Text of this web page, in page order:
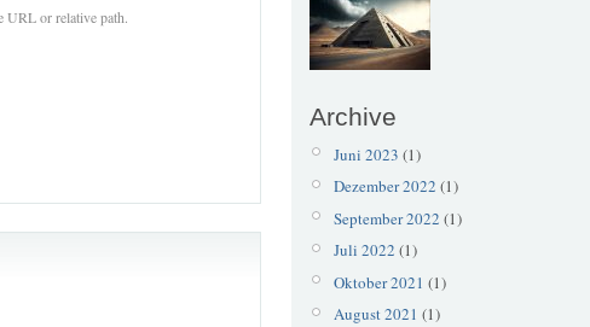
URL or relative path.
Archive
Juni 2023 (1)
Dezember 2022 (1)
September 2022 (1)
Juli 2022 (1)
Oktober 2021 (1)
August 2021 (1)